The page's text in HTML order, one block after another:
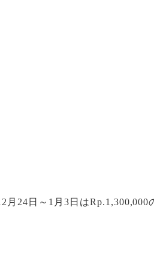
月24日～1月3日はRp.1,300,000